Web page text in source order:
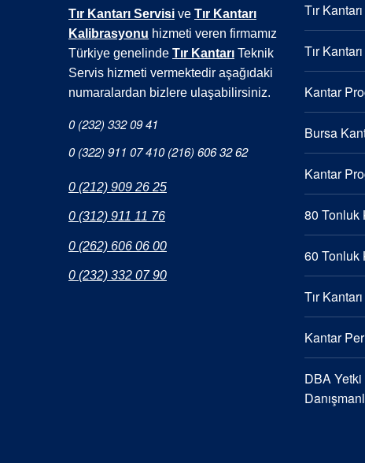
Tır Kantarı Servisi ve Tır Kantarı
Kalibrasyonu hizmeti veren firmamız
Türkiye genelinde Tır Kantarı Teknik
Servis hizmeti vermektedir aşağıdaki
numaralardan bizlere ulaşabilirsiniz.
0 (232) 332 09 41
0 (322) 911 07 410 (216) 606 32 62
0 (212) 909 26 25
0 (312) 911 11 76
0 (262) 606 06 00
0 (232) 332 07 90
Tır Kantarı
Tır Kantarı
Kantar
Bursa
Kantar
80 Tonluk
60 Tonluk
Tır Kantarı
Kantar
DBA